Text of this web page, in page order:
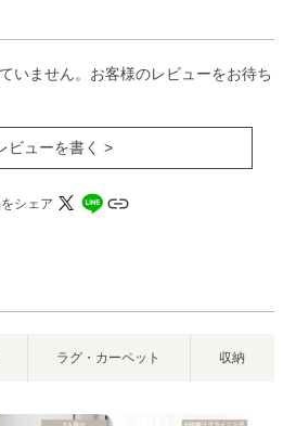
ラグ・カーペット 収納
いません。お客様のレビューをお待ち
ビューを書く >
シェア